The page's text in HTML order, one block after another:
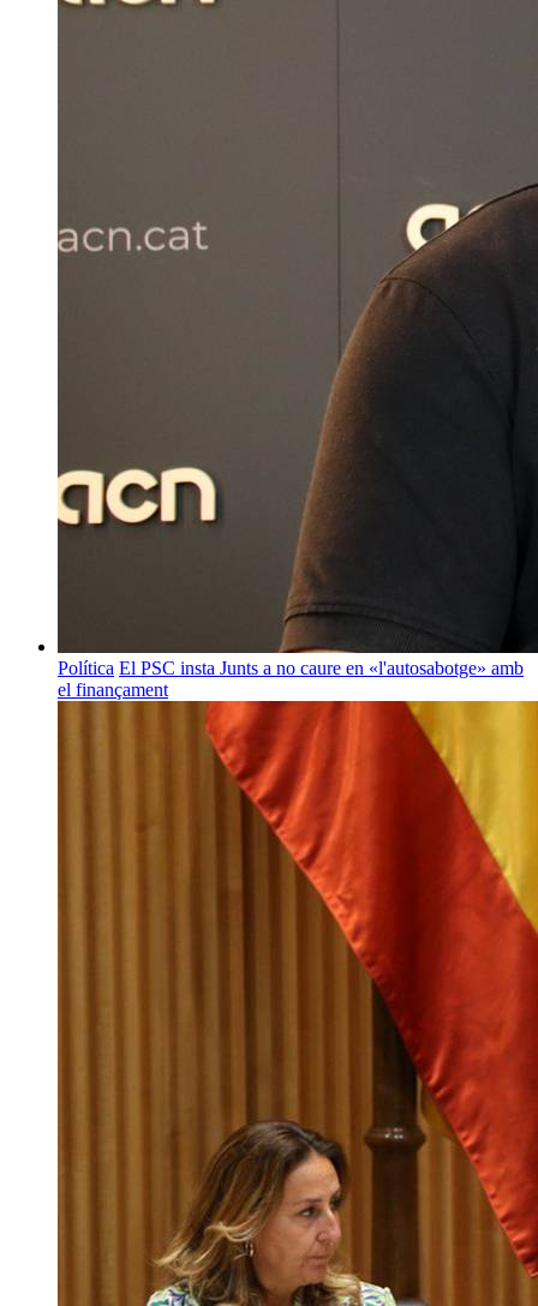
Política El PSC insta Junts a no caure en «l'autosabotge» amb
el finançament